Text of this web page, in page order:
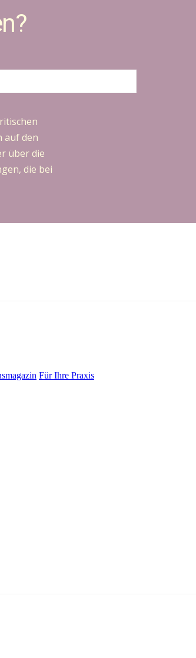
auf den
über die
die bei